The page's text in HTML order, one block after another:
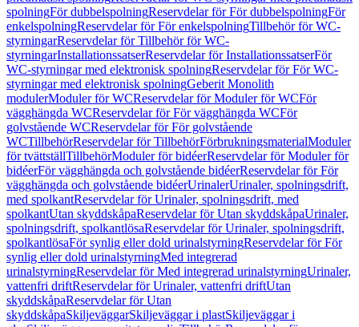
spolningFör dubbelspolningReservdelar för För dubbelspolningFör
enkelspolningReservdelar för För enkelspolningTillbehör för WC-
styrningarReservdelar för Tillbehör för WC-
styrningarInstallationssatserReservdelar för InstallationssatserFör
WC-styrningar med elektronisk spolningReservdelar för För WC-
styrningar med elektronisk spolningGeberit Monolith
modulerModuler för WCReservdelar för Moduler för WCFör
vägghängda WCReservdelar för För vägghängda WCFör
golvstående WCReservdelar för För golvstående
WCTillbehörReservdelar för TillbehörFörbrukningsmaterialModuler
för tvättställTillbehörModuler för bidéerReservdelar för Moduler för
bidéerFör vägghängda och golvstående bidéerReservdelar för För
vägghängda och golvstående bidéerUrinalerUrinaler, spolningsdrift,
med spolkantReservdelar för Urinaler, spolningsdrift, med
spolkantUtan skyddskåpaReservdelar för Utan skyddskåpaUrinaler,
spolningsdrift, spolkantlösaReservdelar för Urinaler, spolningsdrift,
spolkantlösaFör synlig eller dold urinalstyrningReservdelar för För
synlig eller dold urinalstyrningMed integrerad
urinalstyrningReservdelar för Med integrerad urinalstyrningUrinaler,
vattenfri driftReservdelar för Urinaler, vattenfri driftUtan
skyddskåpaReservdelar för Utan
skyddskåpaSkiljeväggarSkiljeväggar i plastSkiljeväggar i